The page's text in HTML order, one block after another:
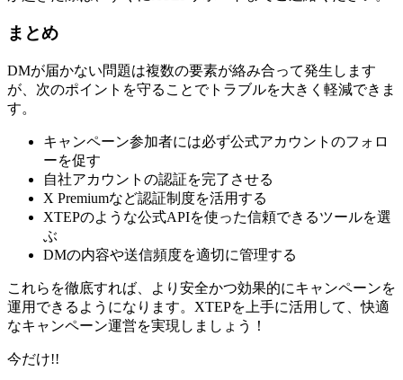
まとめ
DMが届かない問題は複数の要素が絡み合って発生します
が、次のポイントを守ることでトラブルを大きく軽減できま
す。
キャンペーン参加者には必ず公式アカウントのフォロ
ーを促す
自社アカウントの認証を完了させる
X Premiumなど認証制度を活用する
XTEPのような公式APIを使った信頼できるツールを選
ぶ
DMの内容や送信頻度を適切に管理する
これらを徹底すれば、より安全かつ効果的にキャンペーンを
運用できるようになります。XTEPを上手に活用して、快適
なキャンペーン運営を実現しましょう！
今だけ!!